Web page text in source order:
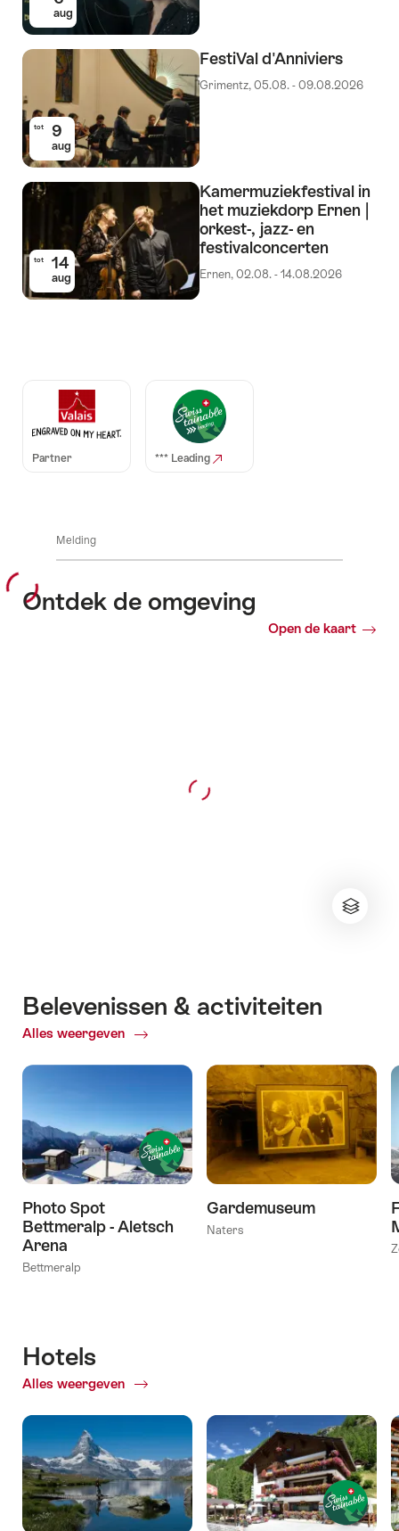
aug
tot 9
aug
FestiVal d'Anniviers
Grimentz, 05.08. - 09.08.2026
tot 14
aug
Kamermuziekfestival in
het muziekdorp Ernen |
orkest-, jazz- en
festivalconcerten
Ernen, 02.08. - 14.08.2026
Auszeichnungen
Partner *** Leading
Melding
Ontdek de omgeving
Open de kaart
Belevenissen & activiteiten
Alles weergeven
ofBelevenissen
activiteiten
Photo Spot
Bettmeralp - Aletsch
Arena
Bettmeralp
Gardemuseum
Naters
Hotels
Alles weergeven
of